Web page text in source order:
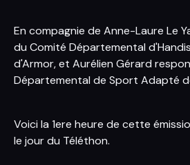
En compagnie de Anne-Laure Le
du Comité Départemental
d'Armor, et Aurélien Gérard
Départemental de Sport Adapté
Voici la 1ere heure de cette
le jour du Téléthon.